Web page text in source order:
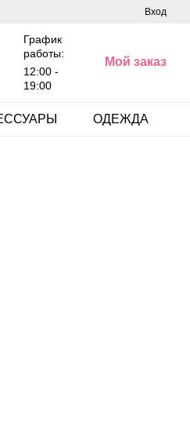
Вход
График
работы:
12:00 -
19:00
Мой заказ
ОДЕЖДА